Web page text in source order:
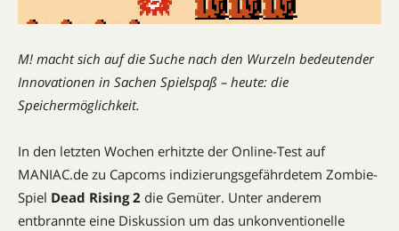
M! macht sich auf die Suche nach den Wurzeln bedeutender
Innovationen in Sachen Spielspaß – heute: die
Speichermöglichkeit.
In den letzten Wochen erhitzte der Online-Test auf
MANIAC.de zu Capcoms indizierungsgefährdetem Zombie-
Spiel Dead Rising 2 die Gemüter. Unter anderem
entbrannte eine Diskussion um das unkonventionelle